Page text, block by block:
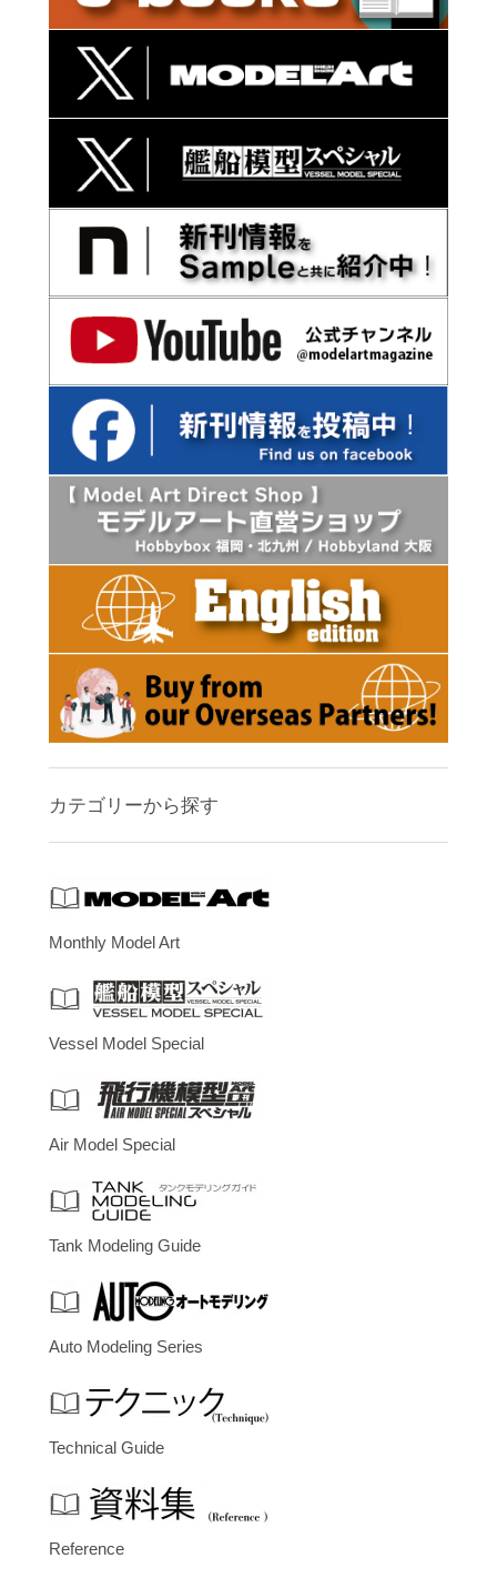
カテゴリーから探す
Monthly Model Art
Vessel Model Special
Air Model Special
Tank Modeling Guide
Auto Modeling Series
Technical Guide
Reference